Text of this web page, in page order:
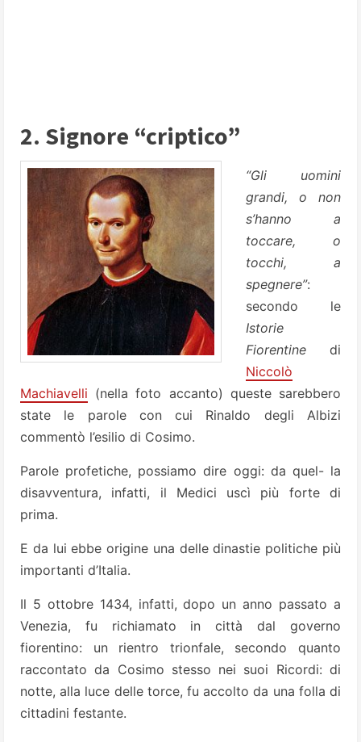
2. Signore “criptico”
“Gli uomini
grandi, o non
s’hanno a
toccare, o
tocchi, a
spegnere”:
secondo le
Istorie
Fiorentine di
Niccolò
Machiavelli (nella foto accanto) queste sarebbero
state le parole con cui Rinaldo degli Albizi
commentò l’esilio di Cosimo.
Parole profetiche, possiamo dire oggi: da quel- la
disavventura, infatti, il Medici uscì più forte di
prima.
E da lui ebbe origine una delle dinastie politiche più
importanti d’Italia.
Il 5 ottobre 1434, infatti, dopo un anno passato a
Venezia, fu richiamato in città dal governo
fiorentino: un rientro trionfale, secondo quanto
raccontato da Cosimo stesso nei suoi Ricordi: di
notte, alla luce delle torce, fu accolto da una folla di
cittadini festante.